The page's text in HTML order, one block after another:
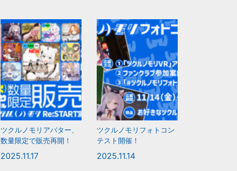
ツクルノモリアバター、
数量限定で販売再開！
2025.11.17
ツクルノモリフォトコン
テスト開催！
2025.11.14